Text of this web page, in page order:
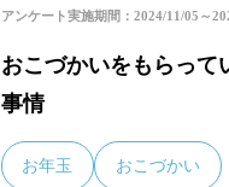
アンケート実施期間：2024/11/05～
おこづかいをもらって
事情
お年玉 おこづかい